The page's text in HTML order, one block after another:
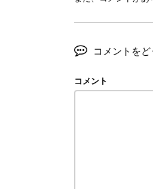
コメントをど
コメント